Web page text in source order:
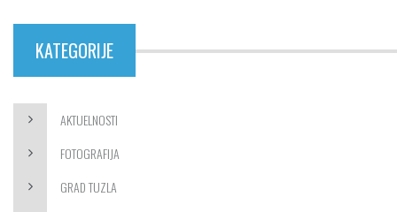
KATEGORIJE
AKTUELNOSTI
FOTOGRAFIJA
GRAD TUZLA